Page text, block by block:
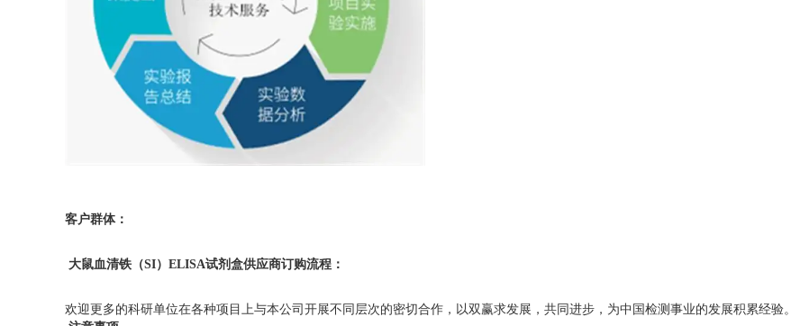
客户群体：
大鼠血清铁（SI）ELISA试剂盒供应商订购流程：
欢迎更多的科研单位在各种项目上与本公司开展不同层次的密切合作，以双赢求发展，共同进步，为中国检测事业的发展积累经验。